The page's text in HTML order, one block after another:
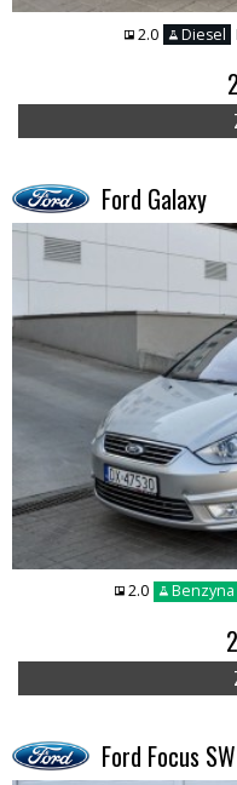
2.0 Diesel
Ford Galaxy
2.0 Benzyna
Ford Focus SW